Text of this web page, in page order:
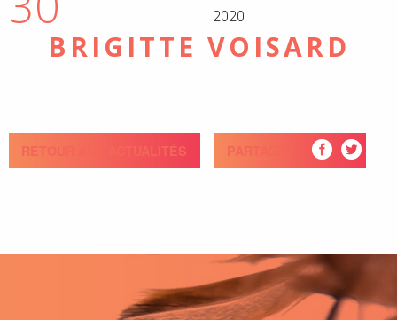
2020
BRIGITTE VOISARD
RETOUR AUX ACTUALITÉS PARTAGEZ